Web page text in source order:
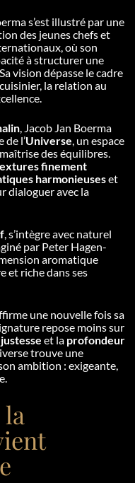
s’est illustré par une
des jeunes chefs et
où son
à structurer une
vision dépasse le cadre
la relation au
, Jacob Jan Boerma
de l’Universe, un espace
des équilibres.
finement
harmonieuseset
dialoguer avec la
, s’intègre avec naturel
par Peter Hagen-
aromatique
et riche dans ses
une nouvelle fois sa
repose moins sur
justesse et la profondeur
trouve une
ambition : exigeante,